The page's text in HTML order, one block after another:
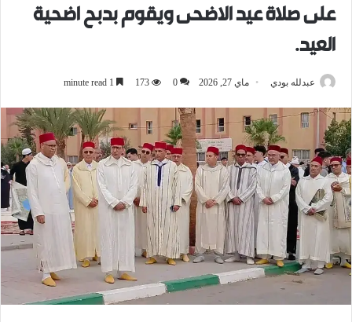
على صلاة عيد الاضحى ويقوم بدبح اضحية
العيد.
عبدلله بودي ماي 27, 2026 0
173